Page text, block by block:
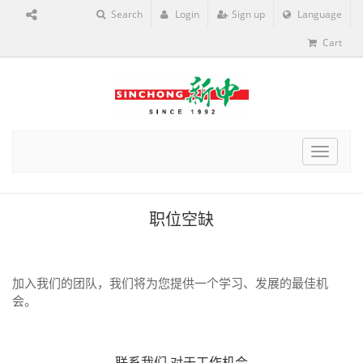
Search Login Sign up Language
Cart
Toggle
职位空缺
加入我们的团队，我们将为您提供一个学习、发展的最佳机
会。